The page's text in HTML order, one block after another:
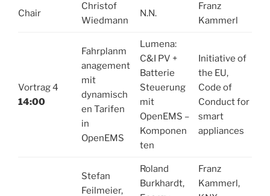
Chair
Christof
Wiedmann
N.N.
Franz
Kammerl
Vortrag 4
14:00
Fahrplanm
anagement
mit
dynamisch
en Tarifen
in
OpenEMS
Lumena:
C&I PV +
Batterie
Steuerung
mit
OpenEMS –
Komponen
ten
Initiative of
the EU,
Code of
Conduct for
smart
appliances
Stefan
Feilmeier,
Roland
Burkhardt,
Franz
Kammerl,